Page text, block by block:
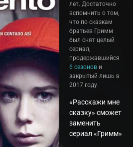
лет. Достаточно
вспомнить о том,
что по сказкам
братьев Гримм
был снят целый
сериал,
продержавшийся
6 сезонов и
закрытый лишь в
2017 году.
«Расскажи мне
сказку» сможет
заменить
сериал «Гримм»